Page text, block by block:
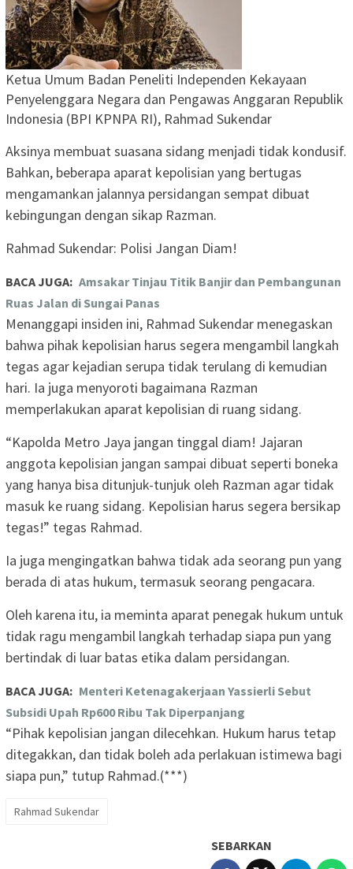
Ketua Umum Badan Peneliti Independen Kekayaan
Penyelenggara Negara dan Pengawas Anggaran Republik
Indonesia (BPI KPNPA RI), Rahmad Sukendar
Aksinya membuat suasana sidang menjadi tidak kondusif.
Bahkan, beberapa aparat kepolisian yang bertugas
mengamankan jalannya persidangan sempat dibuat
kebingungan dengan sikap Razman.
Rahmad Sukendar: Polisi Jangan Diam!
BACA JUGA: Amsakar Tinjau Titik Banjir dan Pembangunan
Ruas Jalan di Sungai Panas
Menanggapi insiden ini, Rahmad Sukendar menegaskan
bahwa pihak kepolisian harus segera mengambil langkah
tegas agar kejadian serupa tidak terulang di kemudian
hari. Ia juga menyoroti bagaimana Razman
memperlakukan aparat kepolisian di ruang sidang.
“Kapolda Metro Jaya jangan tinggal diam! Jajaran
anggota kepolisian jangan sampai dibuat seperti boneka
yang hanya bisa ditunjuk-tunjuk oleh Razman agar tidak
masuk ke ruang sidang. Kepolisian harus segera bersikap
tegas!” tegas Rahmad.
Ia juga mengingatkan bahwa tidak ada seorang pun yang
berada di atas hukum, termasuk seorang pengacara.
Oleh karena itu, ia meminta aparat penegak hukum untuk
tidak ragu mengambil langkah terhadap siapa pun yang
bertindak di luar batas etika dalam persidangan.
BACA JUGA: Menteri Ketenagakerjaan Yassierli Sebut
Subsidi Upah Rp600 Ribu Tak Diperpanjang
“Pihak kepolisian jangan dilecehkan. Hukum harus tetap
ditegakkan, dan tidak boleh ada perlakuan istimewa bagi
siapa pun,” tutup Rahmad.(***)
Rahmad Sukendar
SEBARKAN